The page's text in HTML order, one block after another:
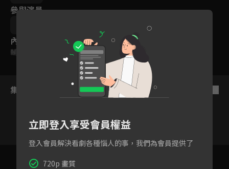
參與演員
內容標籤
輔導十五歲級
集數列表
立即登入享受會員權益
登入會員解決看劇各種惱人的事，我們為會員提供了
720p 畫質